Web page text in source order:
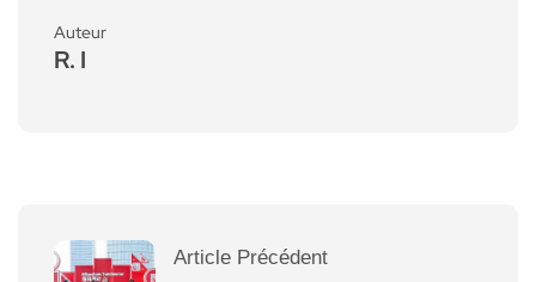
Auteur
R. I
Article Précédent